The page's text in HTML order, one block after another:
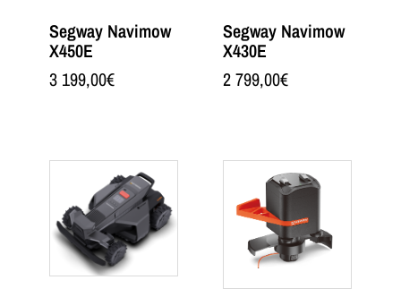
Segway Navimow
X450E
3 199,00€
Segway Navimow
X430E
2 799,00€